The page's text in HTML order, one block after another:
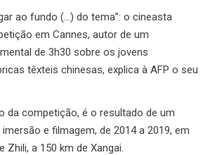
ao fundo (…) do tema”: o cineasta
em Cannes, autor de um
de 3h30 sobre os jovens
têxteis chinesas, explica à AFP o seu
da competição, é o resultado de um
e filmagem, de 2014 a 2019, em
Zhili, a 150 km de Xangai.